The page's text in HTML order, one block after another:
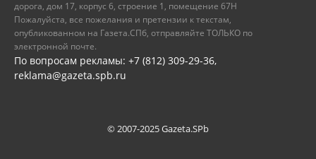
дорога, дом 17, корпус 6, строение 1, помещение 67Н
Пожалуйста, все пожелания и претензии к текстам,
опубликованном на Газета.СПб, отправляйте ТОЛЬКО по
электронной почте.
По вопросам рекламы: +7 (812) 309-29-36,
reklama@gazeta.spb.ru
© 2007-2025 Gazeta.SPb